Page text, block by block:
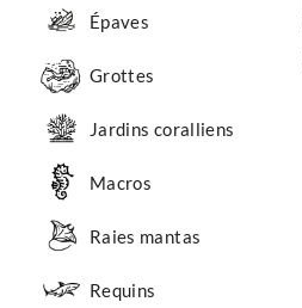
Épaves
Grottes
Jardins coralliens
Macros
Raies mantas
Requins